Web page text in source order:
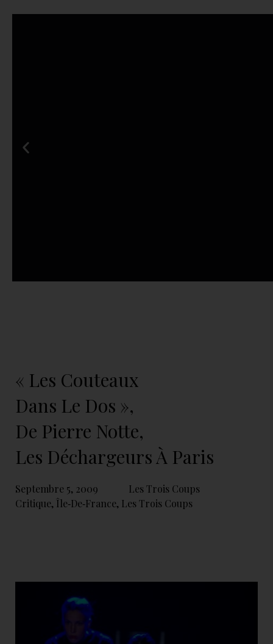
« Les Couteaux
Dans Le Dos »,
De Pierre Notte,
Les Déchargeurs À Paris
Septembre 5, 2009
Les Trois Coups
Critique, Île‑de‑France, Les Trois Coups